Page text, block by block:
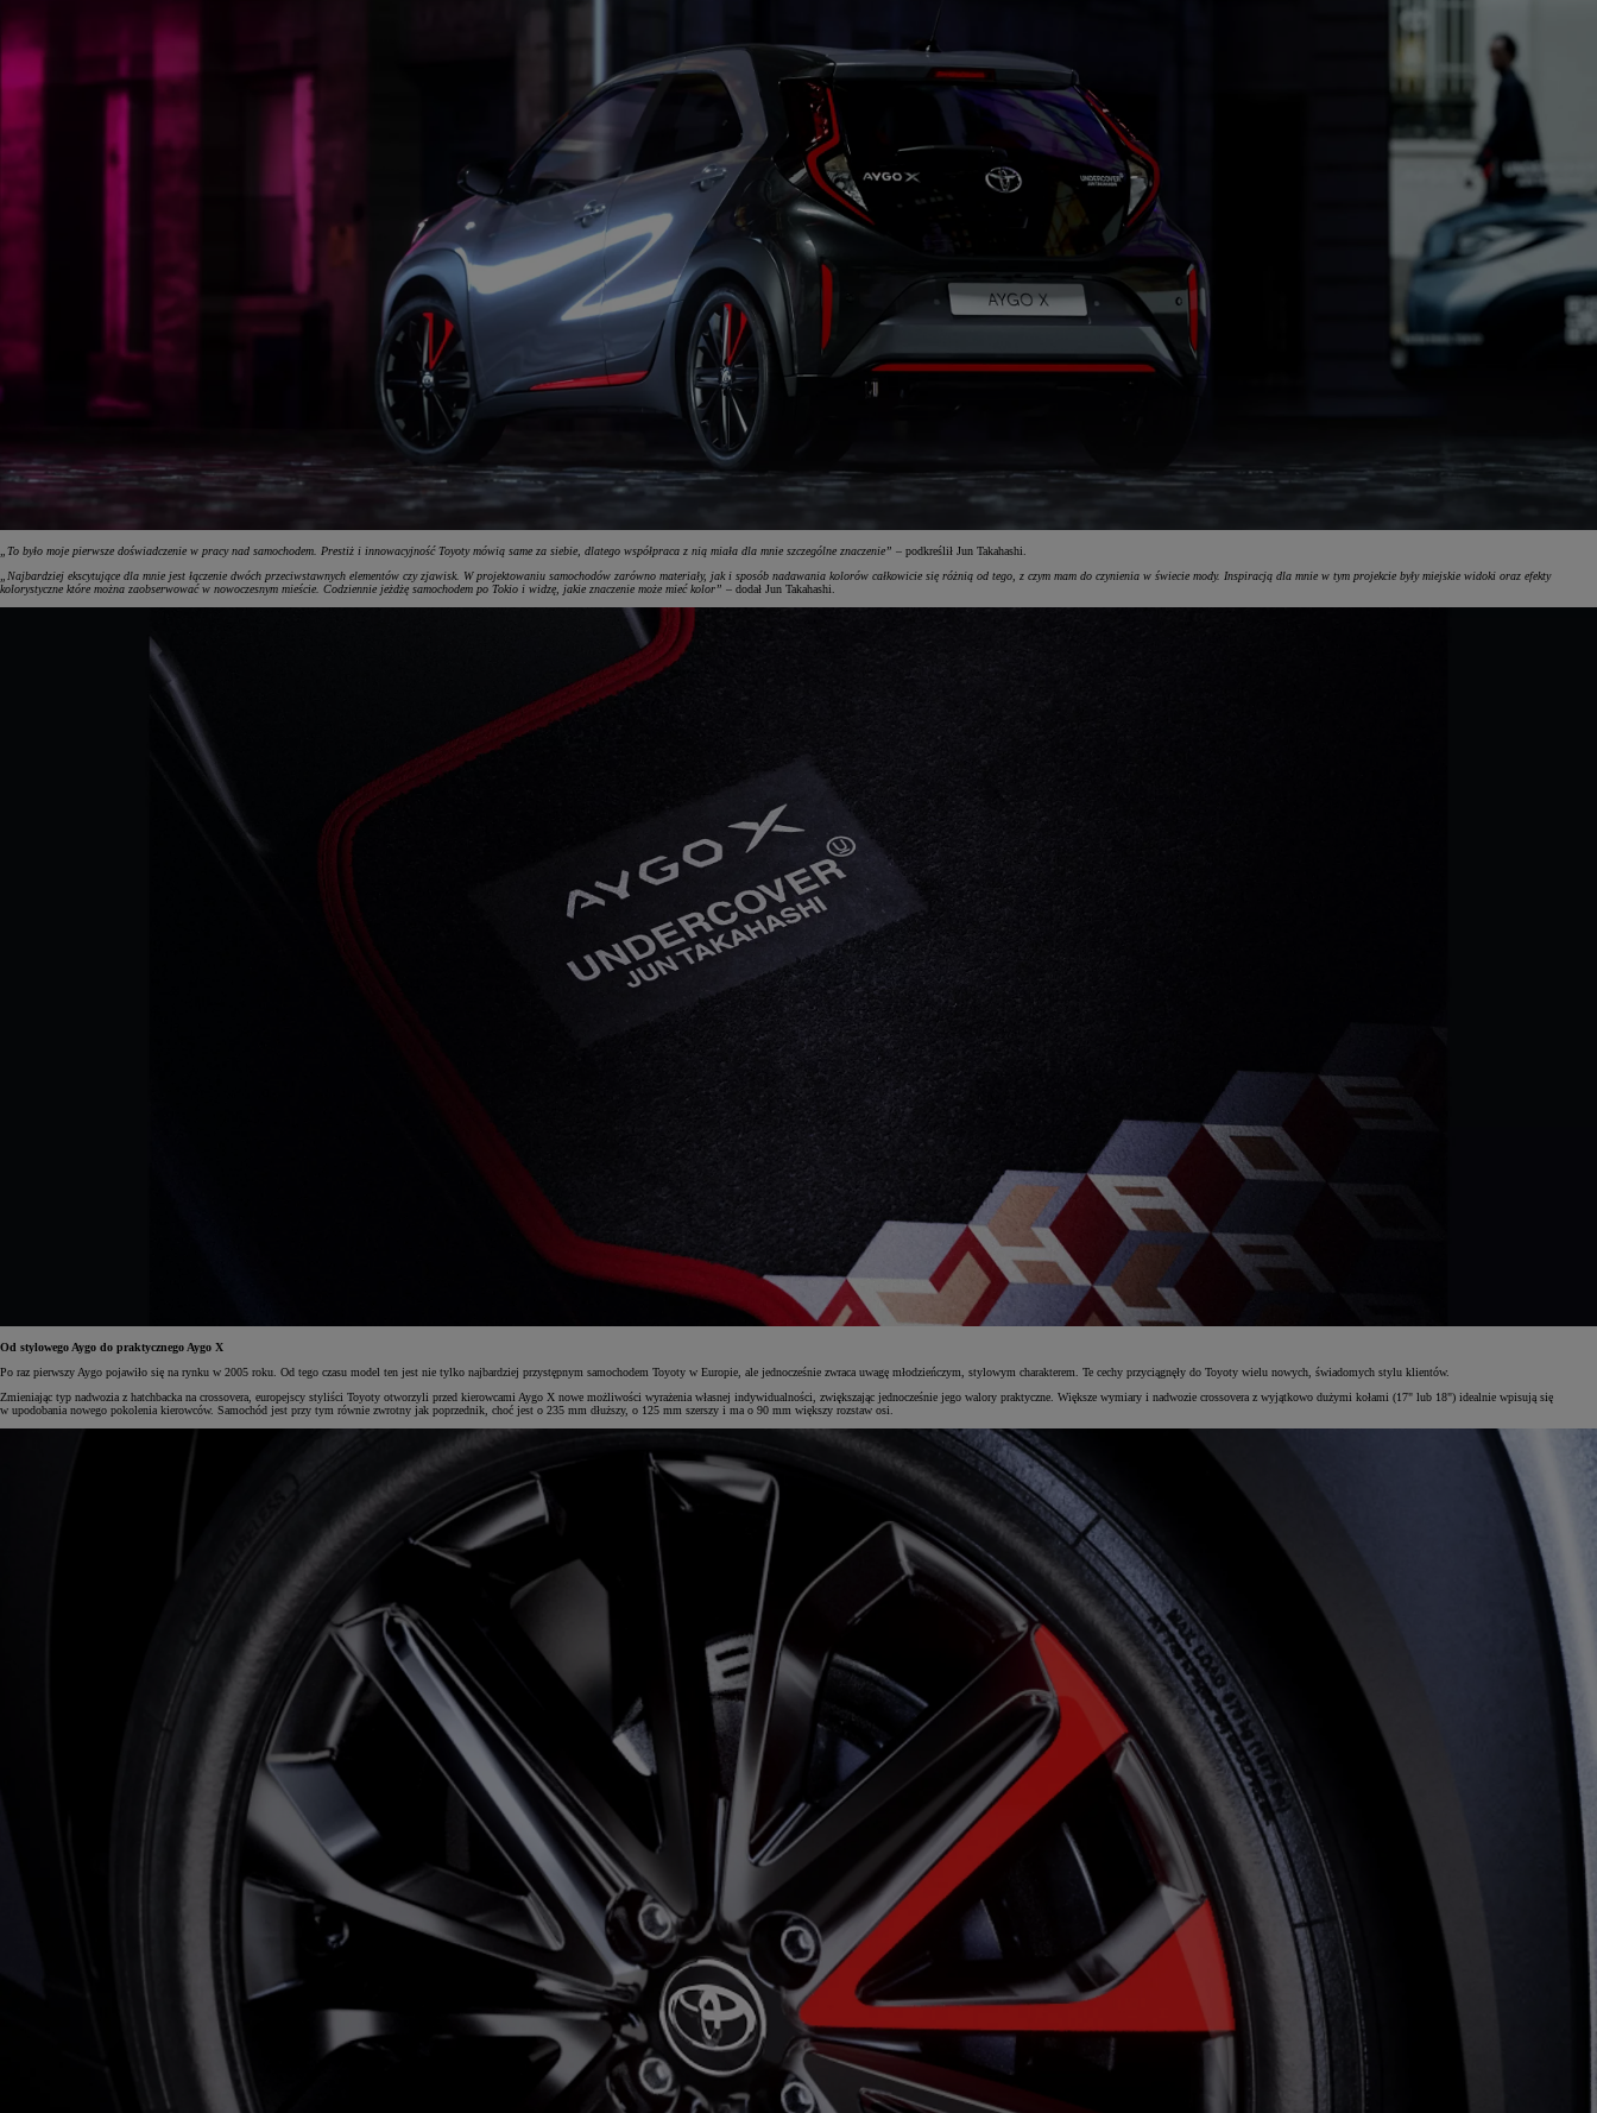
„To było moje pierwsze doświadczenie w pracy nad samochodem. Prestiż i innowacyjność Toyoty mówią same za siebie, dlatego współpraca z nią miała dla mnie szczególne znaczenie” – podkreślił Jun Takahashi.
„Najbardziej ekscytujące dla mnie jest łączenie dwóch przeciwstawnych elementów czy zjawisk. W projektowaniu samochodów zarówno materiały, jak i sposób nadawania kolorów całkowicie się różnią od tego, z czym mam do czynienia w świecie mody. Inspiracją dla mnie w tym projekcie były miejskie widoki oraz efekty
kolorystyczne które można zaobserwować w nowoczesnym mieście. Codziennie jeżdżę samochodem po Tokio i widzę, jakie znaczenie może mieć kolor” – dodał Jun Takahashi.
Od stylowego Aygo do praktycznego Aygo X
Po raz pierwszy Aygo pojawiło się na rynku w 2005 roku. Od tego czasu model ten jest nie tylko najbardziej przystępnym samochodem Toyoty w Europie, ale jednocześnie zwraca uwagę młodzieńczym, stylowym charakterem. Te cechy przyciągnęły do Toyoty wielu nowych, świadomych stylu klientów.
Zmieniając typ nadwozia z hatchbacka na crossovera, europejscy styliści Toyoty otworzyli przed kierowcami Aygo X nowe możliwości wyrażenia własnej indywidualności, zwiększając jednocześnie jego walory praktyczne. Większe wymiary i nadwozie crossovera z wyjątkowo dużymi kołami (17" lub 18") idealnie wpisują się
w upodobania nowego pokolenia kierowców. Samochód jest przy tym równie zwrotny jak poprzednik, choć jest o 235 mm dłuższy, o 125 mm szerszy i ma o 90 mm większy rozstaw osi.